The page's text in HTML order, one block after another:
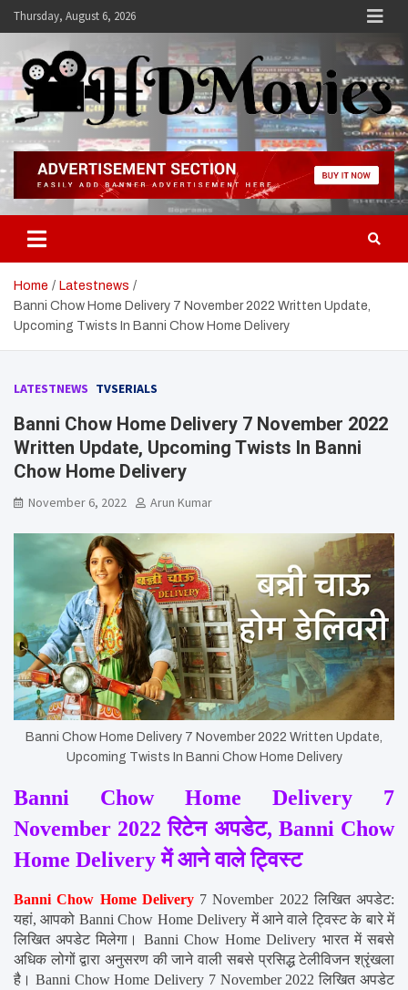
SkipThursday, August 6, 2026
Hdmovies
Home
Latestnews
Banni Chow Home Delivery 7 November 2022 Written Update,
Upcoming Twists In Banni Chow Home Delivery
LATESTNEWS TVSERIALS
Banni Chow Home Delivery 7 November 2022
Written Update, Upcoming Twists In Banni
Chow Home Delivery
November 6, 2022 Arun Kumar
Banni Chow Home Delivery 7 November 2022 Written Update,
Upcoming Twists In Banni Chow Home Delivery
Banni Chow Home Delivery 7
November 2022 रिटेन अपडेट, Banni Chow
Home Delivery में आने वाले ट्विस्ट
Banni Chow Home Delivery 7 November 2022 लिखित अपडेट:
यहां, आपको Banni Chow Home Delivery में आने वाले ट्विस्ट के बारे में
लिखित अपडेट मिलेगा। Banni Chow Home Delivery भारत में सबसे
अधिक लोगों द्वारा अनुसरण की जाने वाली सबसे प्रसिद्ध टेलीविजन श्रृंखला
है। Banni Chow Home Delivery 7 November 2022 लिखित अपडेट